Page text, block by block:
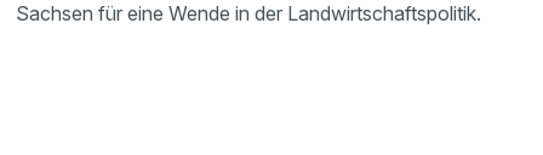
Sachsen für eine Wende in der Landwirtschaftspolitik.